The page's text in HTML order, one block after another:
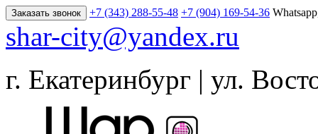
Заказать звонок +7 (343) 288-55-48 +7 (904) 169-54-36
shar-city@yandex.ru
г. Екатеринбург | ул.